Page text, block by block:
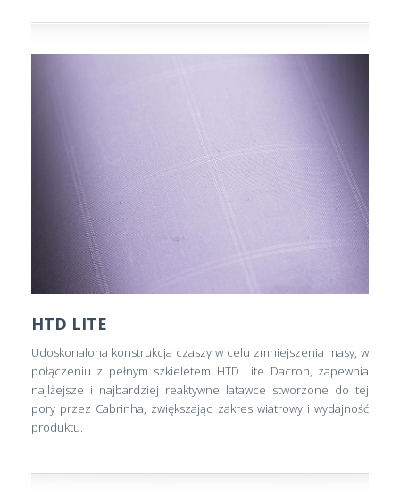
HTD LITE
Udoskonalona konstrukcja czaszy w celu zmniejszenia masy, w
połączeniu z pełnym szkieletem HTD Lite Dacron, zapewnia
najlżejsze i najbardziej reaktywne latawce stworzone do tej
pory przez Cabrinha, zwiększając zakres wiatrowy i wydajność
produktu.